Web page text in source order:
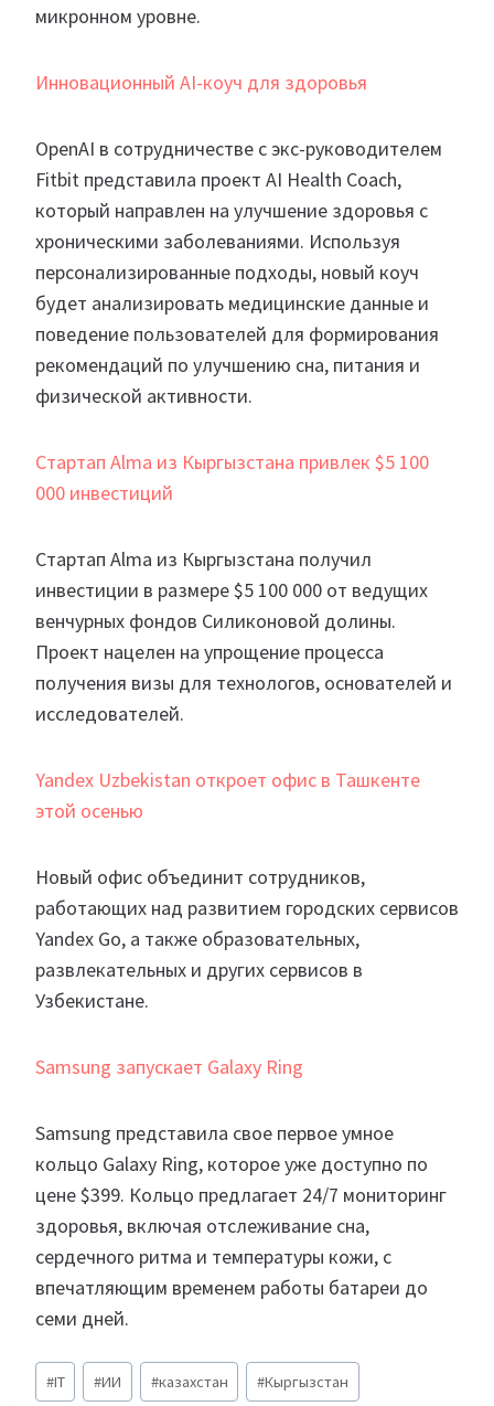
микронном уровне.
Инновационный AI-коуч для здоровья
OpenAI в сотрудничестве с экс-руководителем
Fitbit представила проект AI Health Coach,
который направлен на улучшение здоровья с
хроническими заболеваниями. Используя
персонализированные подходы, новый коуч
будет анализировать медицинские данные и
поведение пользователей для формирования
рекомендаций по улучшению сна, питания и
физической активности.
Стартап Alma из Кыргызстана привлек $5 100
000 инвестиций
Стартап Alma из Кыргызстана получил
инвестиции в размере $5 100 000 от ведущих
венчурных фондов Силиконовой долины.
Проект нацелен на упрощение процесса
получения визы для технологов, основателей и
исследователей.
Yandex Uzbekistan откроет офис в Ташкенте
этой осенью
Новый офис объединит сотрудников,
работающих над развитием городских сервисов
Yandex Go, а также образовательных,
развлекательных и других сервисов в
Узбекистане.
Samsung запускает Galaxy Ring
Samsung представила свое первое умное
кольцо Galaxy Ring, которое уже доступно по
цене $399. Кольцо предлагает 24/7 мониторинг
здоровья, включая отслеживание сна,
сердечного ритма и температуры кожи, с
впечатляющим временем работы батареи до
семи дней.
Метки
записи:
#IT #ИИ #казахстан #Кыргызстан